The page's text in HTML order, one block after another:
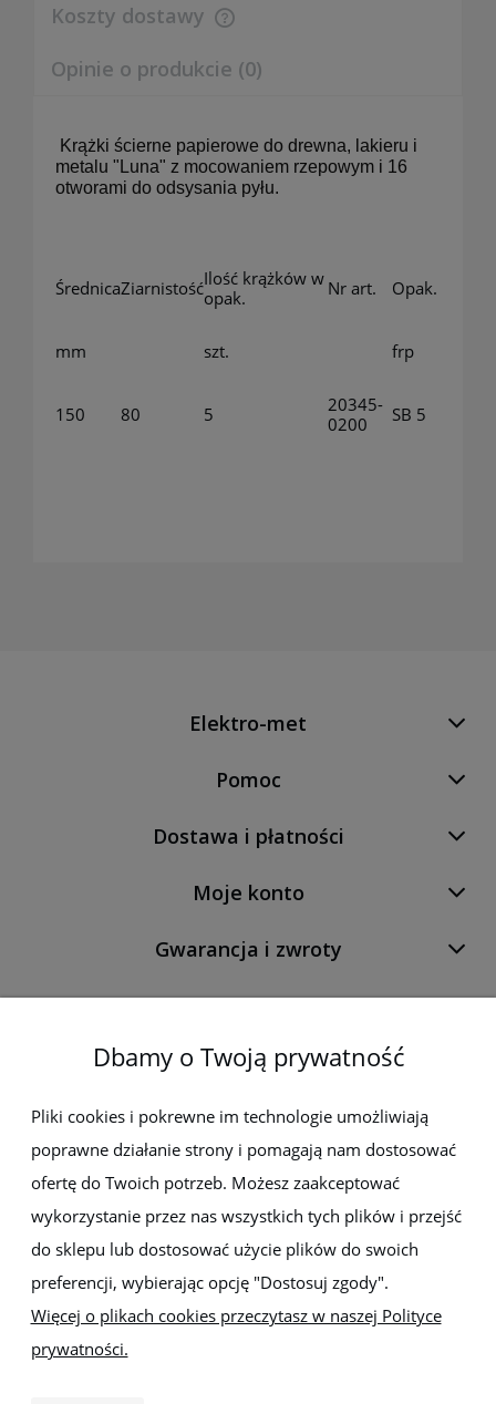
Koszty dostawy
Cena nie zawiera ewentualnych kosztów płatności
Opinie o produkcie (0)
Krążki ścierne papierowe do drewna, lakieru i
metalu "Luna" z mocowaniem rzepowym i 16
otworami do odsysania pyłu.
ŚrednicaZiarnistośćIlość krążków w
opak.
Nr art. Opak.
mm szt. frp
150 80 5
20345-
0200
SB 5
Elektro-met
Pomoc
Dostawa i płatności
Moje konto
Gwarancja i zwroty
O firmie
Newsletter
Zapisz się do newslettera, aby być na bieżąco z nowościami i
promocjami
Dbamy o Twoją prywatność
Pliki cookies i pokrewne im technologie umożliwiają
poprawne działanie strony i pomagają nam dostosować
ofertę do Twoich potrzeb. Możesz zaakceptować
wykorzystanie przez nas wszystkich tych plików i przejść
do sklepu lub dostosować użycie plików do swoich
preferencji, wybierając opcję "Dostosuj zgody".
Więcej o plikach cookies przeczytasz w naszej Polityce
prywatności.